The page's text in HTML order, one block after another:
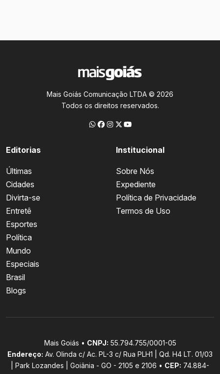
Mais Goiás Comunicação LTDA © 2026
Todos os direitos reservados.
Editorias
Últimas
Cidades
Divirta-se
Entretê
Esportes
Política
Mundo
Especiais
Brasil
Blogs
Institucional
Sobre Nós
Expediente
Política de Privacidade
Termos de Uso
Mais Goiás • CNPJ: 55.794.755/0001-05
Endereço: Av. Olinda c/ Ac. PL-3 c/ Rua PLH1 | Qd. H4 LT. 01/03
| Park Lozandes | Goiânia - GO - 2105 e 2106 • CEP: 74.884-